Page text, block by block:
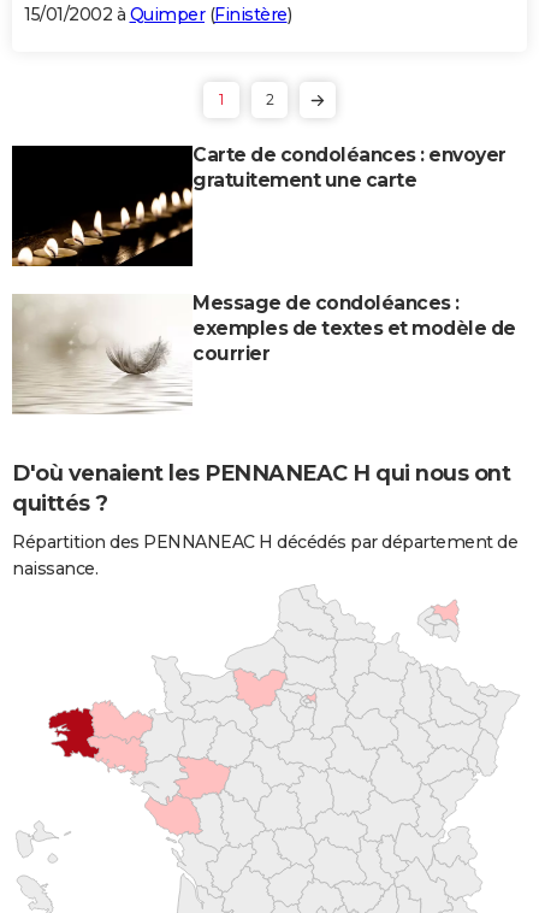
15/01/2002 à Quimper(Finistère)
1 2
Carte de condoléances : envoyer
gratuitement une carte
Message de condoléances :
exemples de textes et modèle de
courrier
D'où venaient les PENNANEAC H qui nous ont
quittés ?
Répartition des PENNANEAC H décédés par département de
naissance.